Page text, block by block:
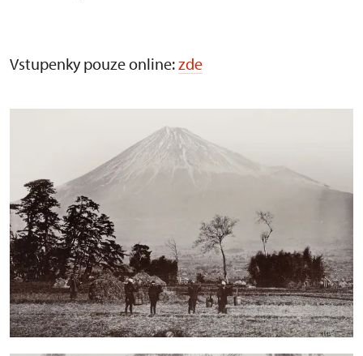
Vstupenky pouze online:zde